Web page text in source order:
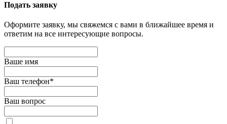
Подать заявку
Оформите заявку, мы свяжемся с вами в ближайшее время и
ответим на все интересующие вопросы.
Ваше имя
Ваш телефон*
Ваш вопрос